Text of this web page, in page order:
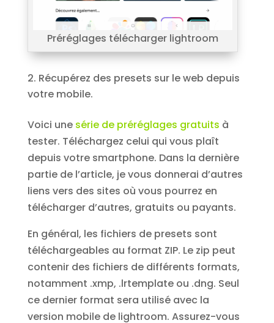
Préréglages télécharger lightroom
Récupérez des presets sur le web depuis
votre mobile.
Voici une série de préréglages gratuits à
tester. Téléchargez celui qui vous plaît
depuis votre smartphone. Dans la dernière
partie de l’article, je vous donnerai d’autres
liens vers des sites où vous pourrez en
télécharger d’autres, gratuits ou payants.
En général, les fichiers de presets sont
téléchargeables au format ZIP. Le zip peut
contenir des fichiers de différents formats,
notamment .xmp, .lrtemplate ou .dng. Seul
ce dernier format sera utilisé avec la
version mobile de lightroom. Assurez-vous